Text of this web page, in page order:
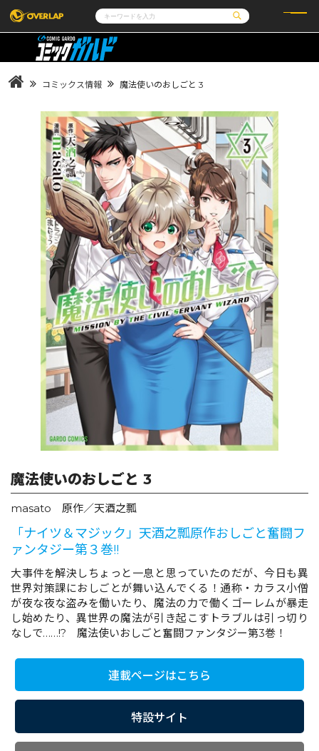
コミック
LiQulle
ライトノベル
ノベルスf
ポケットモンスター
アニメ
ゲーム
オーバーラップ広報室
企業
会社概要
採用情報
アクセス
オーバーラップホールディングス
お問い合わせはこちら
オーバーラップ文庫
オーバーラップノベルス
オーバーラップノベルスf
ロサージュノベルス
コミッククリエ
コミックパルフェ
閉じる
コミックス情報 魔法使いのおしごと 3
魔法使いのおしごと 3
masato 原作／天酒之瓢
「ナイツ＆マジック」天酒之瓢原作おしごと奮闘フ
ァンタジー第３巻!!
大事件を解決しちょっと一息と思っていたのだが、今日も異
世界対策課におしごとが舞い込んでくる！通称・カラス小僧
が夜な夜な盗みを働いたり、魔法の力で働くゴーレムが暴走
し始めたり、異世界の魔法が引き起こすトラブルは引っ切り
なしで……!? 魔法使いおしごと奮闘ファンタジー第3巻！
連載ページはこちら
特設サイト